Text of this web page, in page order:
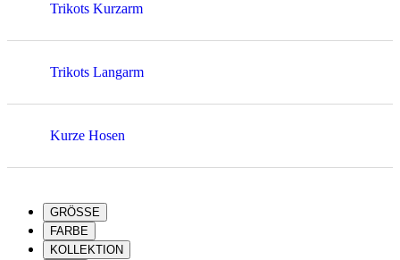
Trikots Kurzarm
Trikots Langarm
Kurze Hosen
GRÖSSE
FARBE
KOLLEKTION